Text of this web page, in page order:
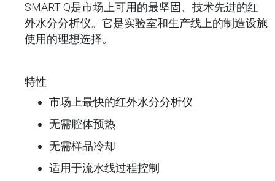
SMART Q是市场上可用的最坚固、技术先进的红
外水分分析仪。它是实验室和生产线上的制造设施
使用的理想选择。
特性
市场上最快的红外水分分析仪
无需腔体预热
无需样品冷却
适用于流水线过程控制